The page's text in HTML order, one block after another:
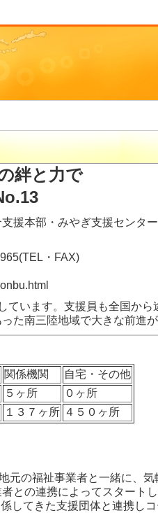
絆と力で
援本部・みやぎ支援センター
・FAX)
います。支援員も全国から
た南三陸地域で大きな前進
関係機関
自宅・その他
５ヶ所
０ヶ所
１３７ヶ所 ４５０ヶ所
の福祉事業者と一緒に、
との連携によってスタート
してきた支援団体と連携し